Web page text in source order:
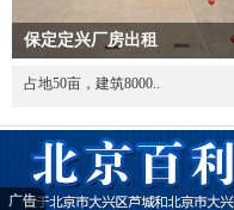
保定定兴厂房出租
占地50亩，建筑8000..
广告